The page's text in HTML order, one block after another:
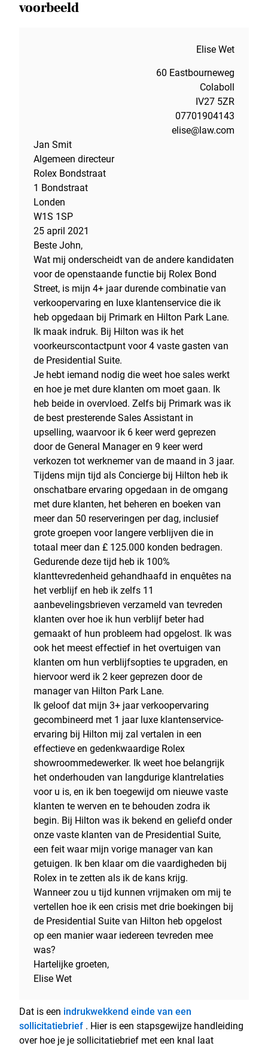
voorbeeld
Elise Wet
60 Eastbourneweg
Colaboll
IV27 5ZR
07701904143
elise@law.com
Jan Smit
Algemeen directeur
Rolex Bondstraat
1 Bondstraat
Londen
W1S 1SP
25 april 2021
Beste John,
Wat mij onderscheidt van de andere kandidaten
voor de openstaande functie bij Rolex Bond
Street, is mijn 4+ jaar durende combinatie van
verkoopervaring en luxe klantenservice die ik
heb opgedaan bij Primark en Hilton Park Lane.
Ik maak indruk. Bij Hilton was ik het
voorkeurscontactpunt voor 4 vaste gasten van
de Presidential Suite.
Je hebt iemand nodig die weet hoe sales werkt
en hoe je met dure klanten om moet gaan. Ik
heb beide in overvloed. Zelfs bij Primark was ik
de best presterende Sales Assistant in
upselling, waarvoor ik 6 keer werd geprezen
door de General Manager en 9 keer werd
verkozen tot werknemer van de maand in 3 jaar.
Tijdens mijn tijd als Concierge bij Hilton heb ik
onschatbare ervaring opgedaan in de omgang
met dure klanten, het beheren en boeken van
meer dan 50 reserveringen per dag, inclusief
grote groepen voor langere verblijven die in
totaal meer dan £ 125.000 konden bedragen.
Gedurende deze tijd heb ik 100%
klanttevredenheid gehandhaafd in enquêtes na
het verblijf en heb ik zelfs 11
aanbevelingsbrieven verzameld van tevreden
klanten over hoe ik hun verblijf beter had
gemaakt of hun probleem had opgelost. Ik was
ook het meest effectief in het overtuigen van
klanten om hun verblijfsopties te upgraden, en
hiervoor werd ik 2 keer geprezen door de
manager van Hilton Park Lane.
Ik geloof dat mijn 3+ jaar verkoopervaring
gecombineerd met 1 jaar luxe klantenservice-
ervaring bij Hilton mij zal vertalen in een
effectieve en gedenkwaardige Rolex
showroommedewerker. Ik weet hoe belangrijk
het onderhouden van langdurige klantrelaties
voor u is, en ik ben toegewijd om nieuwe vaste
klanten te werven en te behouden zodra ik
begin. Bij Hilton was ik bekend en geliefd onder
onze vaste klanten van de Presidential Suite,
een feit waar mijn vorige manager van kan
getuigen. Ik ben klaar om die vaardigheden bij
Rolex in te zetten als ik de kans krijg.
Wanneer zou u tijd kunnen vrijmaken om mij te
vertellen hoe ik een crisis met drie boekingen bij
de Presidential Suite van Hilton heb opgelost
op een manier waar iedereen tevreden mee
was?
Hartelijke groeten,
Elise Wet
Dat is een indrukwekkend einde van een
sollicitatiebrief . Hier is een stapsgewijze handleiding
over hoe je je sollicitatiebrief met een knal laat